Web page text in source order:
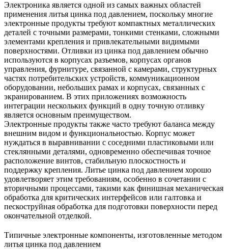
Электроника является одной из самых важных областей
применения литья цинка под давлением, поскольку многие
электронные продукты требуют компактных металлических
деталей с точными размерами, тонкими стенками, сложными
элементами крепления и привлекательными видимыми
поверхностями. Отливки из цинка под давлением обычно
используются в корпусах разъемов, корпусах органов
управления, фурнитуре, связанной с камерами, структурных
частях потребительских устройств, коммуникационном
оборудовании, небольших рамах и корпусах, связанных с
экранированием. В этих приложениях возможность
интеграции нескольких функций в одну точную отливку
является основным преимуществом.
Электронные продукты также часто требуют баланса между
внешним видом и функциональностью. Корпус может
нуждаться в выравнивании с соседними пластиковыми или
стеклянными деталями, одновременно обеспечивая точное
расположение винтов, стабильную плоскостность и
поддержку крепления. Литье цинка под давлением хорошо
удовлетворяет этим требованиям, особенно в сочетании с
вторичными процессами, такими как финишная механическая
обработка для критических интерфейсов или галтовка и
пескоструйная обработка для подготовки поверхности перед
окончательной отделкой.
Типичные электронные компоненты, изготовленные методом
литья цинка под давлением